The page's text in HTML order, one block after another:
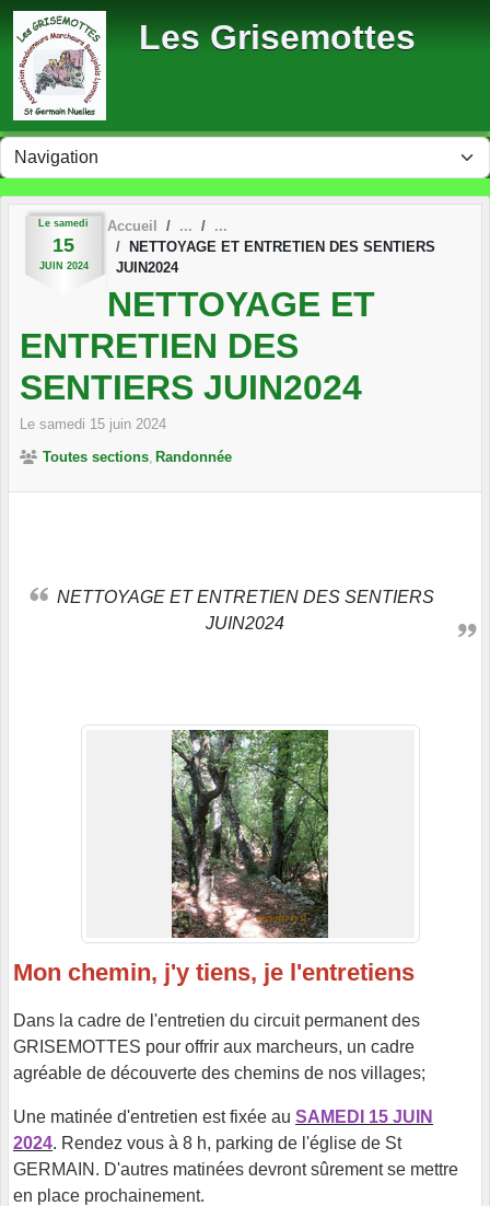
Les Grisemottes
Le samedi
15
JUIN 2024
Accueil
NETTOYAGE ET ENTRETIEN DES SENTIERS
JUIN2024
NETTOYAGE ET
ENTRETIEN DES
SENTIERS JUIN2024
Le samedi 15 juin 2024
Toutes sections Randonnée
NETTOYAGE ET ENTRETIEN DES SENTIERS
JUIN2024
Mon chemin, j'y tiens, je l'entretiens
Dans la cadre de l'entretien du circuit permanent des
GRISEMOTTES pour offrir aux marcheurs, un cadre
agréable de découverte des chemins de nos villages;
Une matinée d'entretien est fixée au SAMEDI 15 JUIN
2024. Rendez vous à 8 h, parking de l'église de St
GERMAIN. D'autres matinées devront sûrement se mettre
en place prochainement.
Panneau de gestion des cookies